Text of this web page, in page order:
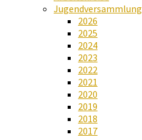
Jugendversammlung
2026
2025
2024
2023
2022
2021
2020
2019
2018
2017